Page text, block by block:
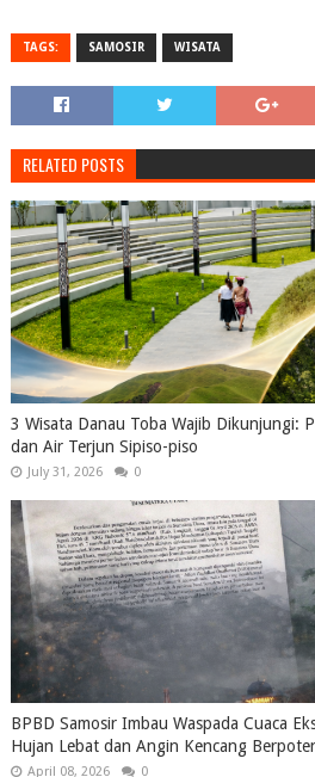
TAGS: SAMOSIR WISATA
RELATED POSTS
3 Wisata Danau Toba Wajib Dikunjungi:
dan Air Terjun Sipiso-piso
July 31, 2026 0
BPBD Samosir Imbau Waspada Cuaca
Hujan Lebat dan Angin Kencang
April 08, 2026 0